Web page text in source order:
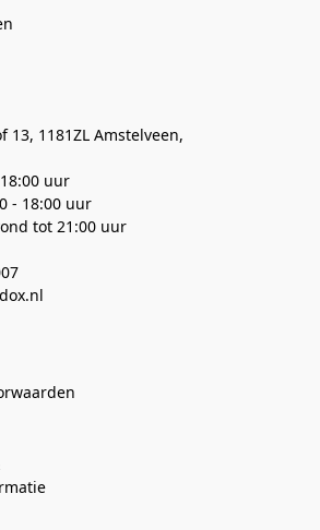
13, 1181ZL Amstelveen,
uur
- 18:00 uur
tot 21:00 uur